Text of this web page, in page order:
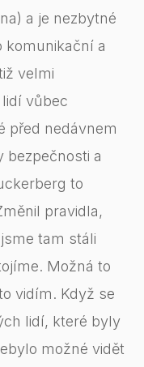
a je nezbytné
komunikační a
velmi
vůbec
před nedávnem
bezpečnosti a
to
pravidla,
tam stáli
Možná to
vidím. Když se
lidí, které byly
možné vidět